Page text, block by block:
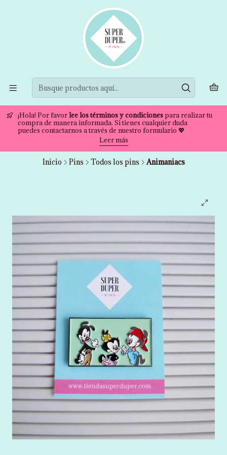
¡Hola! Por favorlee los términos y condicionespara realizar tu
compra de manera informada. Si tienes cualquier duda
puedes contactarnos a través de nuestro formulario 💖
Leer más
Inicio Pins Todos los pins Animaniacs